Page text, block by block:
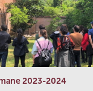
2023-2024